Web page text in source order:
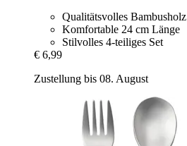
Qualitätsvolles Bambusholz
Komfortable 24 cm Länge
Stilvolles 4-teiliges Set
€ 6,99
Zustellung bis 08. August